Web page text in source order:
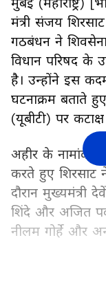
मुंबई (महाराष्ट्र)
मंत्री संजय
गठबंधन ने शिवसेना
विधान परिषद के
है। उन्होंने इस
घटनाक्रम बताते
(यूबीटी) पर
अहीर के नामांकन
करते हुए शिरसाट
दौरान मुख्यमंत्री
शिंदे और अजित
नीलम गोर्हे और